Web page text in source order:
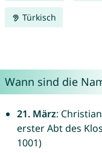
Türkisch
Wann sind die
21. März:
erster Abt des
1001)